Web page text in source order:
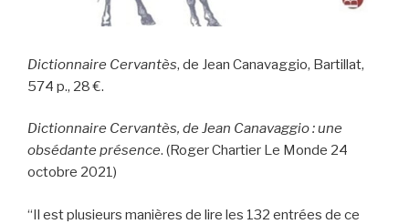
Dictionnaire Cervantès, de Jean Canavaggio, Bartillat,
574 p., 28 €.
Dictionnaire Cervantès, de Jean Canavaggio : une
obsédante présence. (Roger Chartier Le Monde 24
octobre 2021)
“Il est plusieurs manières de lire les 132 entrées de ce